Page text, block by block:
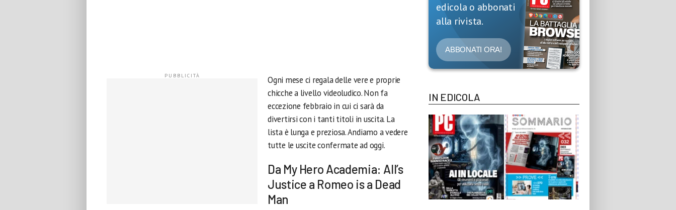
Ogni mese ci regala delle vere e proprie
chicche a livello videoludico. Non fa
eccezione febbraio in cui ci sarà da
divertirsi con i tanti titoli in uscita. La
lista è lunga e preziosa. Andiamo a vedere
tutte le uscite confermate ad oggi.
Da My Hero Academia: All’s
Justice a Romeo is a Dead
Man
edicola o abbonati
alla rivista.
ABBONATI ORA!
IN EDICOLA